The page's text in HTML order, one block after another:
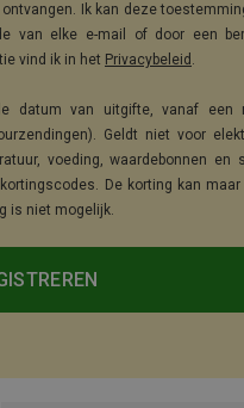
Ik kan deze
van elke e-mail of door een
vind ik in het Privacybeleid .
datum van uitgifte, vanaf een
Geldt niet voor
voeding, waardebonnen en
De korting kan maar
is niet mogelijk.